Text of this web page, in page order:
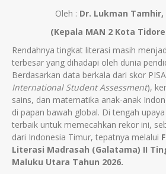
Oleh : Dr. Lukman Tamhir,
(Kepala MAN 2 Kota
Rendahnya tingkat literasi masih
terbesar yang dihadapi oleh dunia
Berdasarkan data berkala dari skor
International Student Assessment),
sains, dan matematika anak-anak
di papan bawah global. Di tengah
terbaik untuk memecahkan rekor ini,
dari Indonesia Timur, tepatnya melalui
Literasi Madrasah (Galatama) II
Maluku Utara Tahun 2026.